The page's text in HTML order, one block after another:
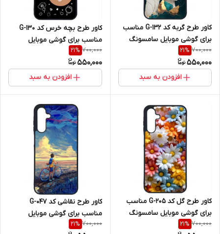
کاور طرح گربه کد G-132 مناسب
برای گوشی موبایل سامسونگ
Galaxy A16 4G / A16 5G
700,000
21%
550,000
افزودن به سبد
کاور طرح بچه خرس کد G-130
مناسب برای گوشی موبایل
سامسونگ Galaxy A16 4G / A16
5G
700,000
21%
550,000
افزودن به سبد
کاور طرح گل کد G-205 مناسب
برای گوشی موبایل سامسونگ
Galaxy A16 4G / A16 5G
700,000
21%
کاور طرح نقاشی کد G-047
مناسب برای گوشی موبایل
سامسونگ Galaxy A16 4G / A16
700,000
21%